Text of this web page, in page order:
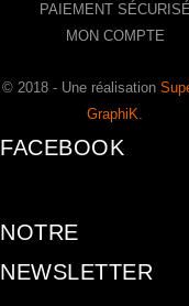
PAIEMENT SÉCURISÉ
MON COMPTE
© 2018 - Une réalisation
GraphiK.
FACEBOOK
NOTRE
NEWSLETTER